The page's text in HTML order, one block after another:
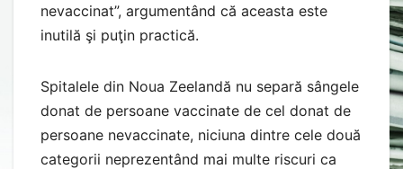
nevaccinat”, argumentând că aceasta este
inutilă şi puţin practică.
Spitalele din Noua Zeelandă nu separă sângele
donat de persoane vaccinate de cel donat de
persoane nevaccinate, niciuna dintre cele două
categorii neprezentând mai multe riscuri ca